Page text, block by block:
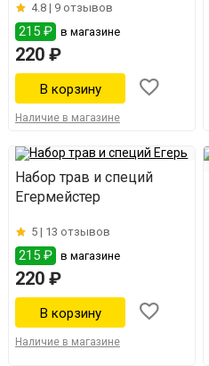
4.8 | 9 отзывов
215 ₽ в магазине
220 ₽
Наличие в магазине
Набор трав и специй
Егермейстер
5 | 13 отзывов
215 ₽ в магазине
220 ₽
Наличие в магазине